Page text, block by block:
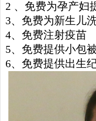
2 、免费为孕产妇
3、免费为新生儿
4、免费注射疫苗
5、免费提供小包
6、免费提供出生